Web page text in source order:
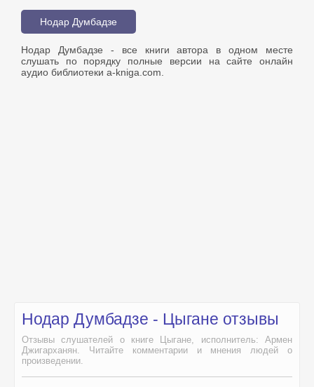
Нодар Думбадзе
Нодар Думбадзе - все книги автора в одном месте
слушать по порядку полные версии на сайте онлайн
аудио библиотеки a-kniga.com.
Нодар Думбадзе - Цыгане отзывы
Отзывы слушателей о книге Цыгане, исполнитель: Армен
Джигарханян. Читайте комментарии и мнения людей о
произведении.